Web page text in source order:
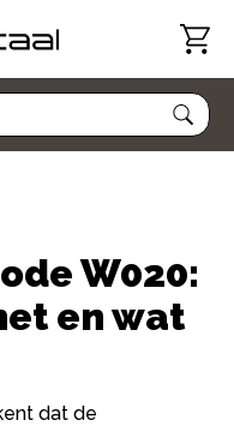
W020:
en wat
dat de